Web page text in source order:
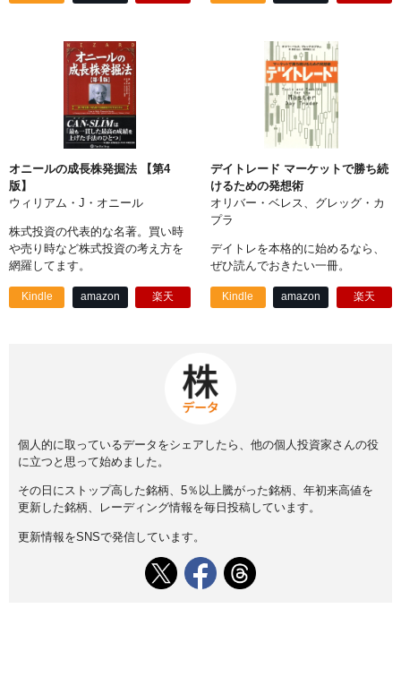
オニールの成長株発掘法 【第4
版】
ウィリアム・J・オニール
株式投資の代表的な名著。買い時
や売り時など株式投資の考え方を
網羅してます。
Kindle amazon 楽天
デイトレード マーケットで勝ち続
けるための発想術
オリバー・ベレス、グレッグ・カ
プラ
デイトレを本格的に始めるなら、
ぜひ読んでおきたい一冊。
Kindle amazon 楽天
個人的に取っているデータをシェアしたら、他の個人投資家さんの役
に立つと思って始めました。
その日にストップ高した銘柄、5％以上騰がった銘柄、年初来高値を
更新した銘柄、レーディング情報を毎日投稿しています。
更新情報をSNSで発信しています。